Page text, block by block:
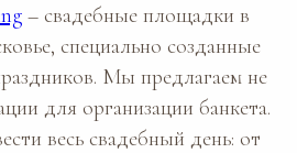
– свадебные площадки в
специально созданные
Мы предлагаем не
для организации банкета.
весь свадебный день: от